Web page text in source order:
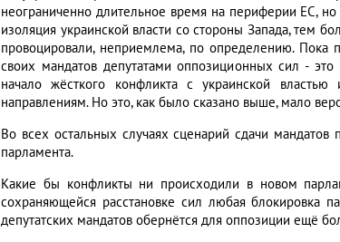
неограниченно длительное время на периферии ЕС,
изоляция украинской власти со стороны Запада, тем
провоцировали, неприемлема, по определению. Пока
своих мандатов депутатами оппозиционных сил - это
начало жёсткого конфликта с украинской
направлениям. Но это, как было сказано выше, мало
Во всех остальных случаях сценарий сдачи
парламента.
Какие бы конфликты ни происходили в новом
сохраняющейся расстановке сил любая блокировка
депутатских мандатов обернётся для оппозиции ещё